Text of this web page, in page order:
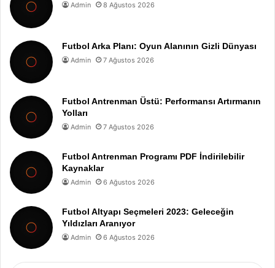
Admin 8 Ağustos 2026
Futbol Arka Planı: Oyun Alanının Gizli Dünyası
Admin 7 Ağustos 2026
Futbol Antrenman Üstü: Performansı Artırmanın
Yolları
Admin 7 Ağustos 2026
Futbol Antrenman Programı PDF İndirilebilir
Kaynaklar
Admin 6 Ağustos 2026
Futbol Altyapı Seçmeleri 2023: Geleceğin
Yıldızları Aranıyor
Admin 6 Ağustos 2026